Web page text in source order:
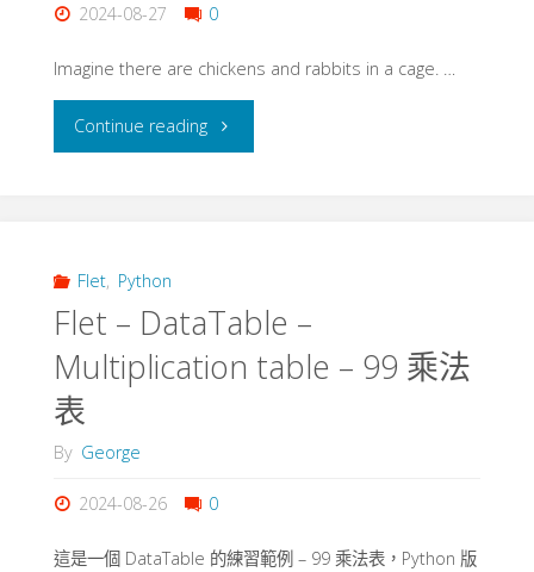
Tab
2024-08-27 0
Imagine there are chickens and rabbits in a cage. …
Continue reading"Flet
Rabbit
in
Flet, Python
Flet – DataTable –
Multiplication table – 99 乘法
表
By George
2024-08-26 0
這是一個 DataTable 的練習範例 – 99 乘法表，Python 版